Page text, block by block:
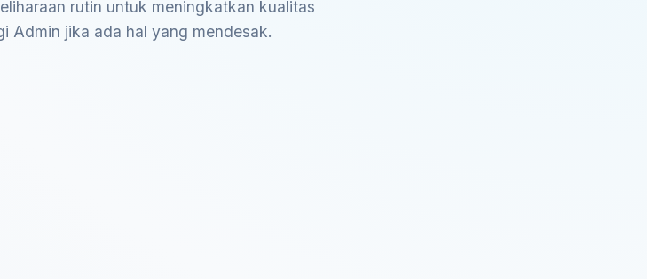
rutin untuk meningkatkan kualitas
Admin jika ada hal yang mendesak.